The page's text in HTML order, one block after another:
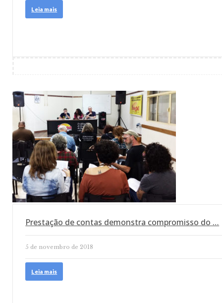
Leia mais
Prestação de contas demonstra compromisso do …
5 de novembro de 2018
Leia mais